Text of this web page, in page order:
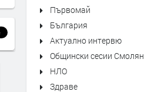
Първомай
България
Актуално интервю
Общински сесии Смолян
НЛО
Здраве